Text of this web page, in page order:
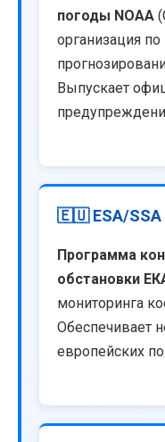
погоды NOAA
организация
Выпускает
🇪🇺 ESA/SSA
Программа
обстановки
мониторинга
Обеспечивает
европейских